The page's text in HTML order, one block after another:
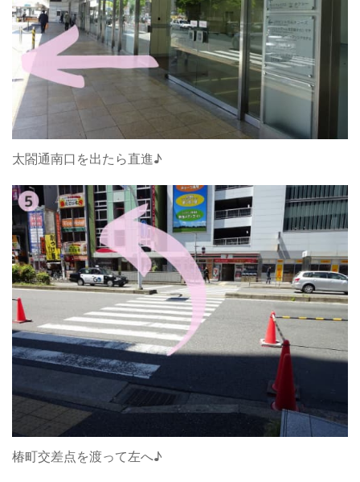
太閤通南口を出たら直進♪
椿町交差点を渡って左へ♪